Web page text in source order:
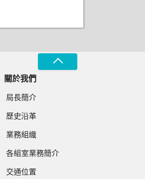
關於我們
局長簡介
歷史沿革
業務組織
各組室業務簡介
交通位置